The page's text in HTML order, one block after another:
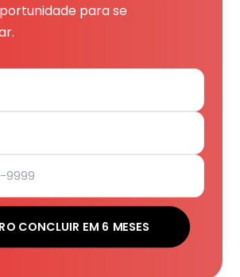
para se
CONCLUIR EM 6 MESES